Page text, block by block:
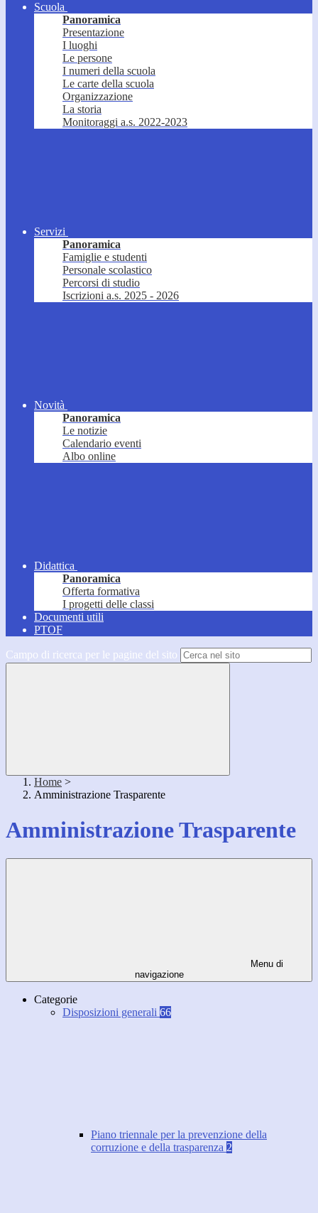
Scuola
Panoramica
Presentazione
I luoghi
Le persone
I numeri della scuola
Le carte della scuola
Organizzazione
La storia
Monitoraggi a.s. 2022-2023
Servizi
Panoramica
Famiglie e studenti
Personale scolastico
Percorsi di studio
Iscrizioni a.s. 2025 - 2026
Novità
Panoramica
Le notizie
Calendario eventi
Albo online
Didattica
Panoramica
Offerta formativa
I progetti delle classi
Documenti utili
PTOF
Campo di ricerca per le pagine del sito
Home >
Amministrazione Trasparente
Amministrazione Trasparente
Menu di
navigazione
Categorie
Disposizioni generali 66
Piano triennale per la prevenzione della
corruzione e della trasparenza 2